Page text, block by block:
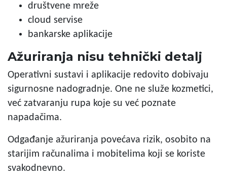
društvene mreže
cloud servise
bankarske aplikacije
Ažuriranja nisu tehnički detalj
Operativni sustavi i aplikacije redovito dobivaju
sigurnosne nadogradnje. One ne služe kozmetici,
već zatvaranju rupa koje su već poznate
napadačima.
Odgađanje ažuriranja povećava rizik, osobito na
starijim računalima i mobitelima koji se koriste
svakodnevno.